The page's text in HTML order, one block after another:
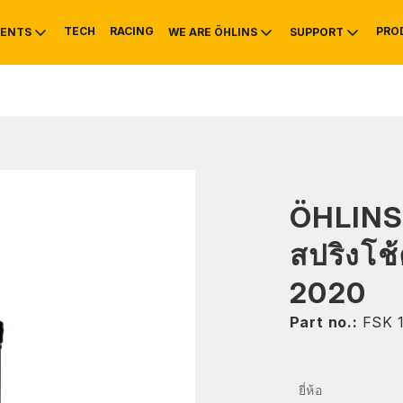
MOUNTAIN BIKE
TECH RACING WE ARE ÖHLINS
HISTORY
SUPPORT
SERVICE INFO &
สปริงโ
2020
Part no.: FSK
ยี่ห้อ